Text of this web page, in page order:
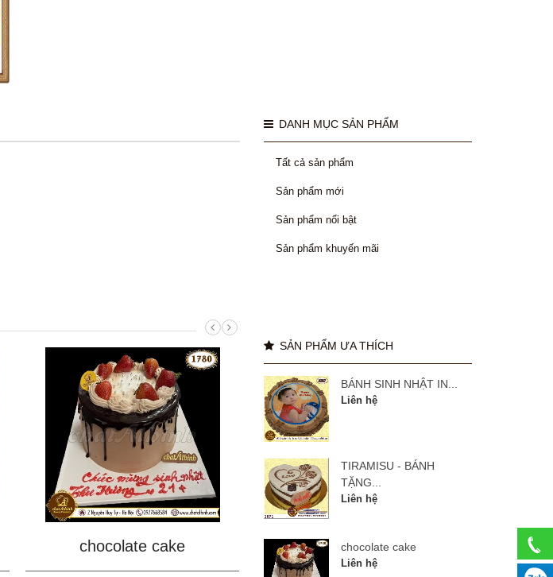
chocolate cake manulife 27 năm
DANH MỤC SẢN PHẨM
Tất cả sản phẩm
Sản phẩm mới
Sản phẩm nổi bật
Sản phẩm khuyến mãi
SẢN PHẨM ƯA THÍCH
BÁNH SINH NHẬT IN...
Liên hệ
TIRAMISU - BÁNH
TẶNG...
Liên hệ
chocolate cake
Liên hệ